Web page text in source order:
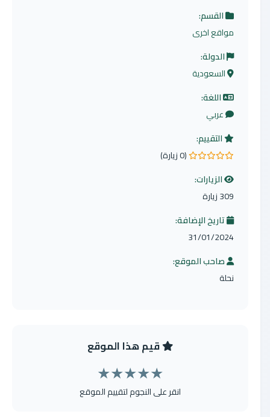
القسم:
مواقع اخرى
الدولة:
السعودية
اللغة:
عربي
التقييم:
0.0 من 5 نجوم
(0 زيارة)
الزيارات:
309 زيارة
تاريخ الإضافة:
31/01/2024
صاحب الموقع:
نحلة
قيم هذا الموقع
★
★
★
★
★
انقر على النجوم لتقييم الموقع